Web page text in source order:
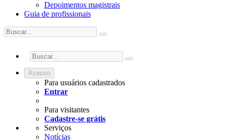
Depoimentos magistrais
Guia de profissionais
Acesso
Para usuários cadastrados
Entrar
Para visitantes
Cadastre-se grátis
Serviços
Notícias